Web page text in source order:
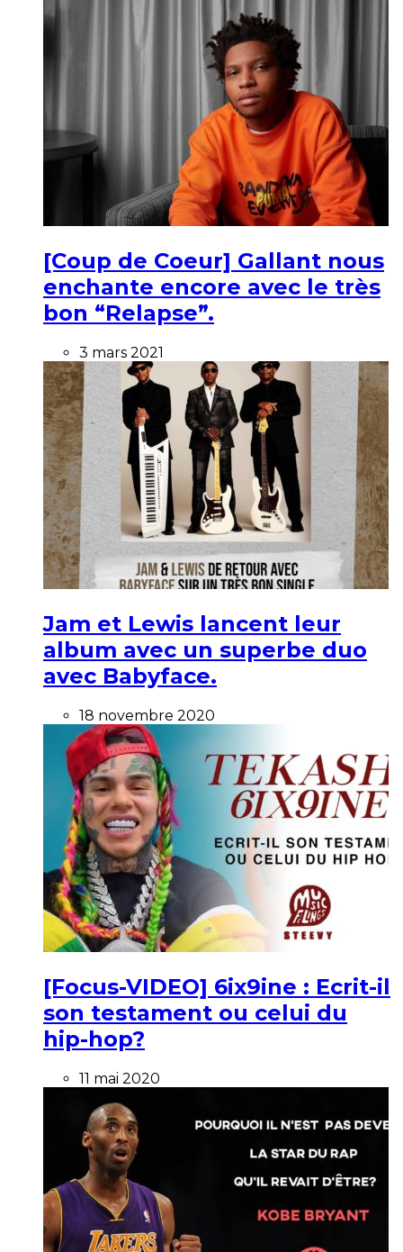
[Coup de Coeur] Gallant nous
enchante encore avec le très
bon “Relapse”.
3 mars 2021
Jam et Lewis lancent leur
album avec un superbe duo
avec Babyface.
18 novembre 2020
[Focus-VIDEO] 6ix9ine : Ecrit-il
son testament ou celui du
hip-hop?
11 mai 2020